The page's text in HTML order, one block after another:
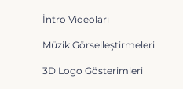
İntro Videoları
Müzik Görselleştirmeleri
3D Logo Gösterimleri